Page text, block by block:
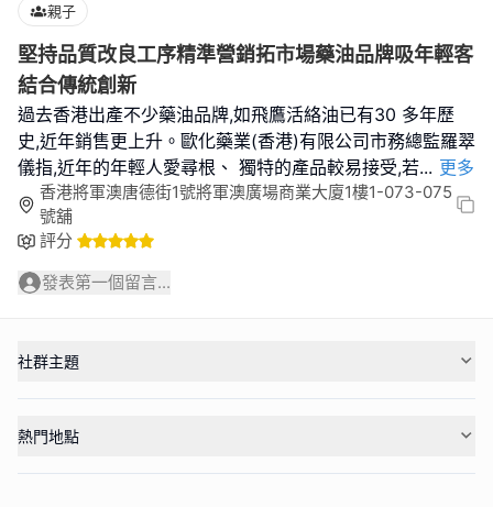
親子
堅持品質改良工序精準營銷拓市場藥油品牌吸年輕客
結合傳統創新
過去香港出產不少藥油品牌,如飛鷹活絡油已有30 多年歷
史,近年銷售更上升。歐化藥業(香港)有限公司市務總監羅翠
儀指,近年的年輕人愛尋根、 獨特的產品較易接受,若... 更多
香港將軍澳唐德街1號將軍澳廣場商業大廈1樓1-073-075
號舖
評分
發表第一個留言...
社群主題
熱門地點